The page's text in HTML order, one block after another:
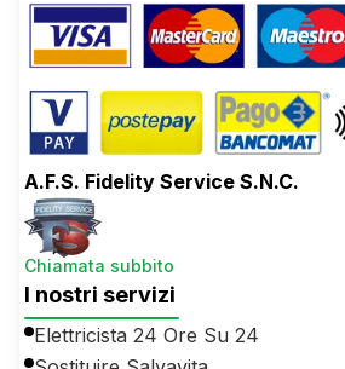
A.F.S. Fidelity Service S.N.C.
Chiamata subbito
I nostri servizi
Elettricista 24 Ore Su 24